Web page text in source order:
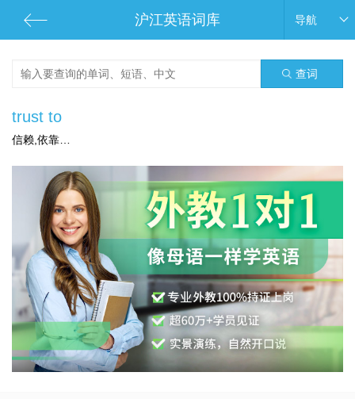
沪江英语词库 导航
查词
trust to
信赖,依靠…